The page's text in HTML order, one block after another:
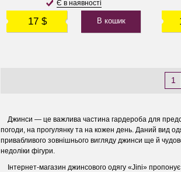
Є в наявності
17 $ В кошик
1
Джинси — це важлива частина гардероба для
погоди, на прогулянку та на кожен день. Даний вид
привабливого зовнішнього вигляду джинси ще й
недоліки фігури.
Інтернет-магазин джинсового одягу «Jini»